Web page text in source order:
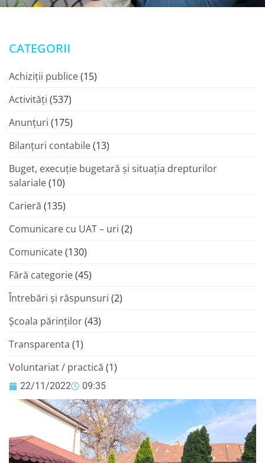
22/11/2022 09:35
CATEGORII
Achiziții publice(15)
Activități (537)
Anunțuri (175)
Bilanțuri contabile(13)
Buget, execuție bugetară și situația drepturilor
salariale(10)
Carieră (135)
Comunicare cu UAT – uri (2)
Comunicate(130)
Fără categorie(45)
Întrebări și răspunsuri (2)
Şcoala părinţilor(43)
Transparenta (1)
Voluntariat / practică (1)